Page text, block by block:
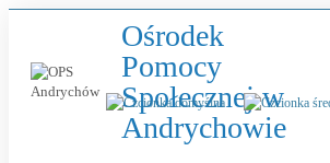
Ośrodek
Pomocy
Społecznej w
Andrychowie-